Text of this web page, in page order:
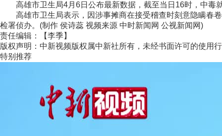
高雄市卫生局4月6日公布最新数据，截至当日16时，中毒
高雄市卫生局表示，因涉事摊商在接受稽查时刻意隐瞒春卷
检署侦办。(制作 侯诗蕊 视频来源 中时新闻网 公视新闻网)
责任编辑：【李季】
版权声明：中新视频版权属中新社所有，未经书面许可的使用
特别推荐